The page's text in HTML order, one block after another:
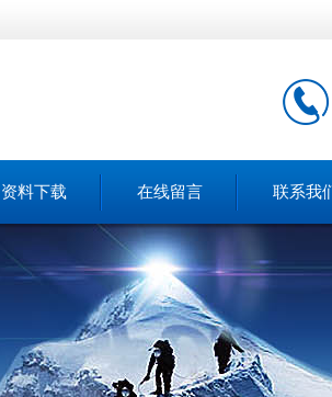
资料下载 在线留言 联系我